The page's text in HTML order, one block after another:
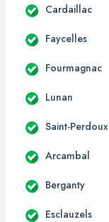
Cardaillac
Faycelles
Fourmagnac
Lunan
Saint-Perdoux
Arcambal
Berganty
Esclauzels